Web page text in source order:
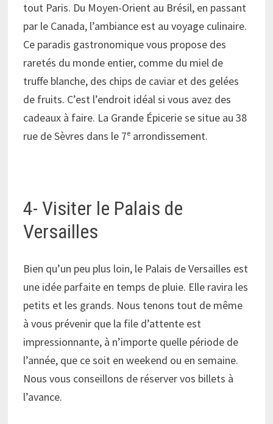
tout Paris. Du Moyen-Orient au Brésil, en passant
par le Canada, l’ambiance est au voyage culinaire.
Ce paradis gastronomique vous propose des
raretés du monde entier, comme du miel de
truffe blanche, des chips de caviar et des gelées
de fruits. C’est l’endroit idéal si vous avez des
cadeaux à faire. La Grande Épicerie se situe au 38
rue de Sèvres dans le 7ᵉ arrondissement.
4- Visiter le Palais de
Versailles
Bien qu’un peu plus loin, le Palais de Versailles est
une idée parfaite en temps de pluie. Elle ravira les
petits et les grands. Nous tenons tout de même
à vous prévenir que la file d’attente est
impressionnante, à n’importe quelle période de
l’année, que ce soit en weekend ou en semaine.
Nous vous conseillons de réserver vos billets à
l’avance.